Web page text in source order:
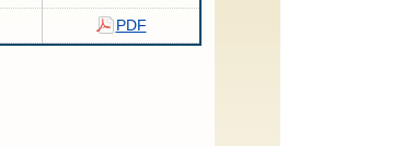
PDF